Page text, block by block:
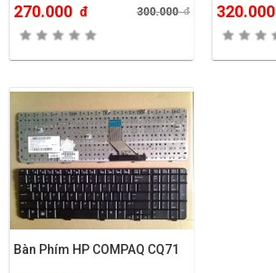
270.000 đ 300.000đ 320.000
Bàn Phím HP COMPAQ CQ71